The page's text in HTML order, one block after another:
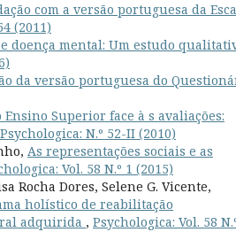
com a versão portuguesa da
(2011)
doença mental: Um estudo
da versão portuguesa do
Superior face à s avaliações:
Psychologica: N.º 52-II (2010)
As representações sociais e as
Vol. 58 N.º 1 (2015)
Rocha Dores, Selene G. Vicente,
holístico de reabilitação
adquirida , Psychologica: Vol. 58